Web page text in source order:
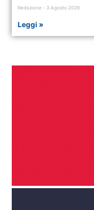
Redazione 3 Agosto 2026
Leggi »